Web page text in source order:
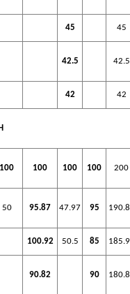
45 45
42.5 42.5
42 42
100 100 100 100 200
50 95.87 47.97 95
100.92 50.5 85
90.82 90